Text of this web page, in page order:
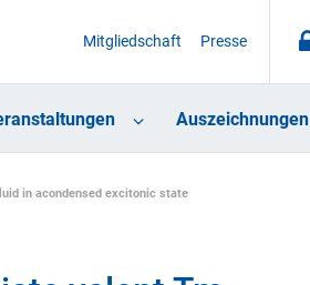
Mitgliedschaft Presse
Auszeichnungen
in acondensed excitonic state